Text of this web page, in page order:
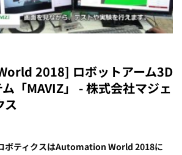
2018] ロボットアーム3D
「MAVIZ」 - 株式会社マジェ
ス
ボティクスはAutomation World 2018に